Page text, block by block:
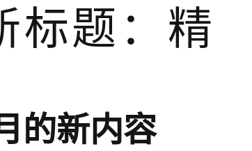
标题：精
的新内容